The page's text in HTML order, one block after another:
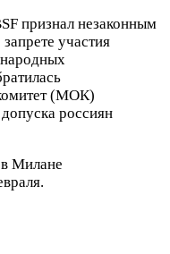
признал незаконным
участия
(МОК)
россиян
Милане